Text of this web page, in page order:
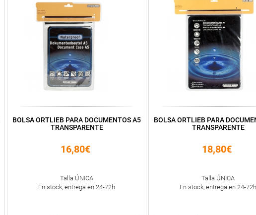
BOLSA ORTLIEB PARA DOCUMENTOS A5
TRANSPARENTE
16,80€
Talla ÚNICA
En stock, entrega en 24-72h
BOLSA ORTLIEB PARA
TRANSPARENTE
18,80€
Talla ÚNICA
En stock, entrega en 24-72h